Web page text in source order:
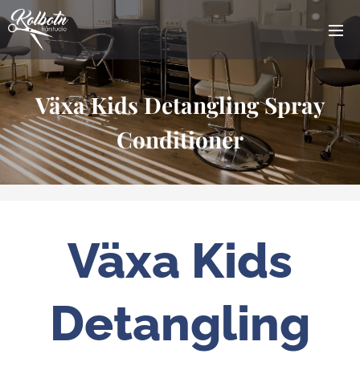
Växa Kids Detangling Spray
Conditioner
Växa Kids
Detangling